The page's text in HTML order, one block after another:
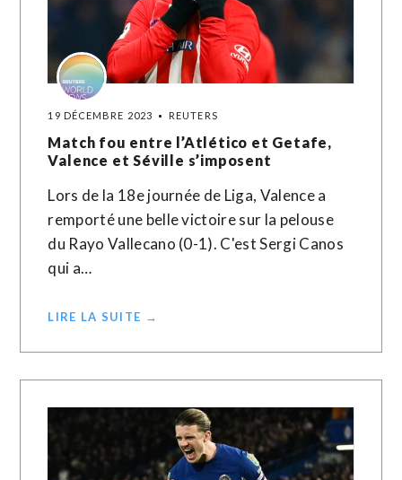
19 DÉCEMBRE 2023 REUTERS
Match fou entre l’Atlético et Getafe,
Valence et Séville s’imposent
Lors de la 18e journée de Liga, Valence a
remporté une belle victoire sur la pelouse
du Rayo Vallecano (0-1). C'est Sergi Canos
qui a…
LIRE LA SUITE →